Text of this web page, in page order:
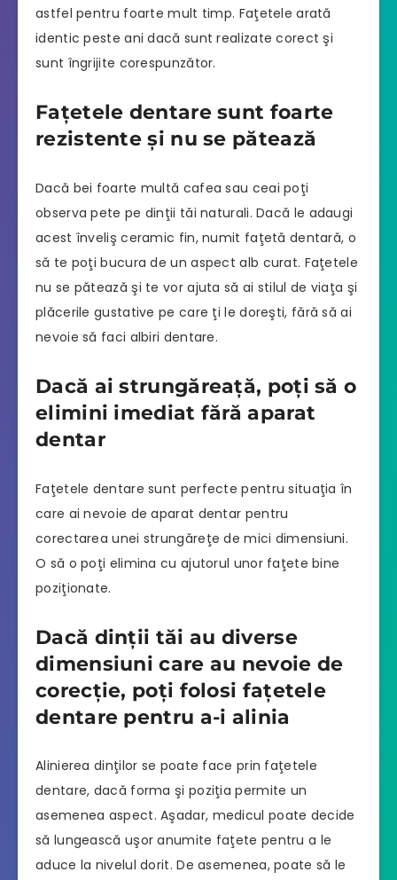
astfel pentru foarte mult timp. Faţetele arată
identic peste ani dacă sunt realizate corect şi
sunt îngrijite corespunzător.
Faţetele dentare sunt foarte
rezistente şi nu se pătează
Dacă bei foarte multă cafea sau ceai poţi
observa pete pe dinţii tăi naturali. Dacă le adaugi
acest înveliş ceramic fin, numit faţetă dentară, o
să te poţi bucura de un aspect alb curat. Faţetele
nu se pătează şi te vor ajuta să ai stilul de viaţa şi
plăcerile gustative pe care ţi le doreşti, fără să ai
nevoie să faci albiri dentare.
Dacă ai strungăreaţă, poţi să o
elimini imediat fără aparat
dentar
Faţetele dentare sunt perfecte pentru situaţia în
care ai nevoie de aparat dentar pentru
corectarea unei strungăreţe de mici dimensiuni.
O să o poţi elimina cu ajutorul unor faţete bine
poziţionate.
Dacă dinţii tăi au diverse
dimensiuni care au nevoie de
corecţie, poţi folosi faţetele
dentare pentru a-i alinia
Alinierea dinţilor se poate face prin faţetele
dentare, dacă forma şi poziţia permite un
asemenea aspect. Aşadar, medicul poate decide
să lungească uşor anumite faţete pentru a le
aduce la nivelul dorit. De asemenea, poate să le